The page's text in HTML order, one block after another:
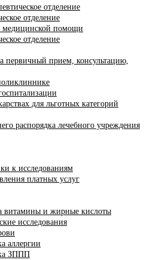
отделение
отделение
медицинской помощи
отделение
первичный прием, консультацию,
для льготных категорий
распорядка лечебного учреждения
к исследованиям
платных услуг
витамины и жирные кислоты
исследования
аллергии
ЗППП